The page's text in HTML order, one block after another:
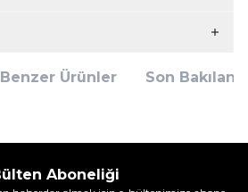
Benzer Ürünler Son
Aboneliği